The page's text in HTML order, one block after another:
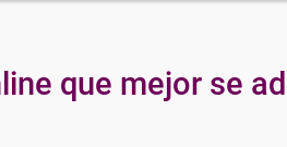
que mejor se